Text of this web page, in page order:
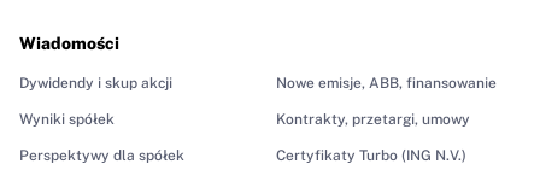
Wiadomości
Dywidendy i skup akcji
Wyniki spółek
Perspektywy dla spółek
Nowe emisje, ABB, finansowanie
Kontrakty, przetargi, umowy
Certyfikaty Turbo (ING N.V.)